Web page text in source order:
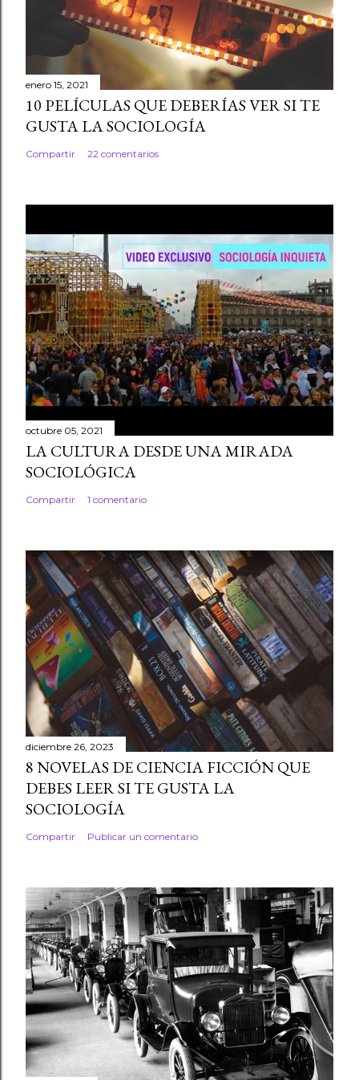
enero 15, 2021
10 PELÍCULAS QUE DEBERÍAS VER SI TE
GUSTA LA SOCIOLOGÍA
Compartir 22 comentarios
octubre 05, 2021
LA CULTURA DESDE UNA MIRADA
SOCIOLÓGICA
Compartir 1 comentario
diciembre 26, 2023
8 NOVELAS DE CIENCIA FICCIÓN QUE
DEBES LEER SI TE GUSTA LA
SOCIOLOGÍA
Compartir Publicar un comentario